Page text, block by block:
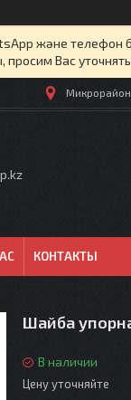
және
Вас
Микрорайон
КОНТАКТЫ
Шайба
В наличии
Цену уточняйте